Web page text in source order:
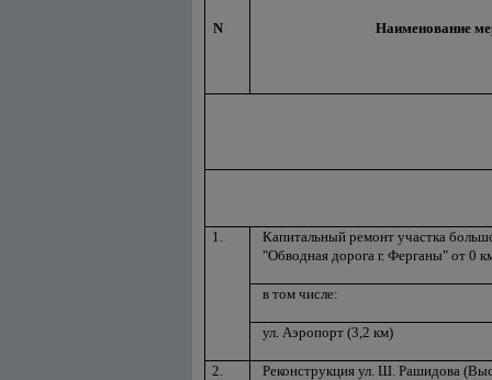
N Наименование
1.
Капитальный ремонт участка
"Обводная дорога г. Ферганы" от 0
в том числе:
ул. Аэропорт (3,2 км)
2.
Реконструкция ул. Ш. Рашидова